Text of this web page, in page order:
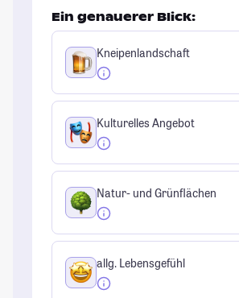
Ein genauerer Blick:
Kneipenlandschaft
Kulturelles Angebot
Natur- und Grünflächen
allg. Lebensgefühl